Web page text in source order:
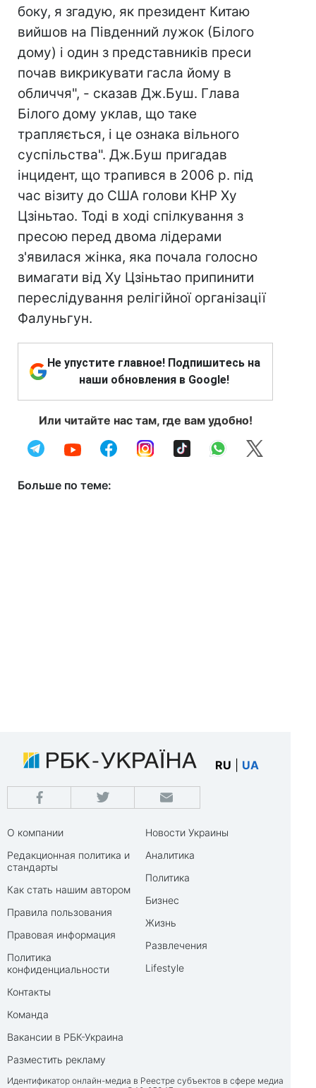
боку, я згадую, як президент Китаю
вийшов на Південний лужок (Білого
дому) і один з представників преси
почав викрикувати гасла йому в
обличчя", - сказав Дж.Буш. Глава
Білого дому уклав, що таке
трапляється, і це ознака вільного
суспільства". Дж.Буш пригадав
інцидент, що трапився в 2006 р. під
час візиту до США голови КНР Ху
Цзіньтао. Тоді в ході спілкування з
пресою перед двома лідерами
з'явилася жінка, яка почала голосно
вимагати від Ху Цзіньтао припинити
переслідування релігійної організації
Фалуньгун.
Не упустите главное! Подпишитесь на
наши обновления в Google!
Или читайте нас там, где вам удобно!
Больше по теме:
RU UA
О компании
Редакционная политика и
стандарты
Как стать нашим автором
Правила пользования
Правовая информация
Политика
конфиденциальности
Контакты
Команда
Вакансии в РБК-Украина
Разместить рекламу
Новости Украины
Аналитика
Политика
Бизнес
Жизнь
Развлечения
Lifestyle
Идентификатор онлайн-медиа в Реестре субъектов в сфере медиа